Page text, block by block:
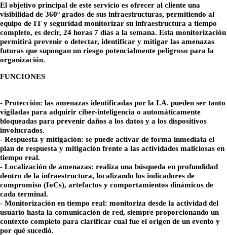
El objetivo principal de este servicio es ofrecer al cliente una
visibilidad de 360º grados de sus infraestructuras, permitiendo al
equipo de IT y seguridad monitorizar su infraestructura a tiempo
completo, es decir, 24 horas 7 días a la semana. Esta monitorización
permitirá prevenir o detectar, identificar y mitigar las amenazas
futuras que supongan un riesgo potencialmente peligroso para la
organización.
FUNCIONES
- Protección: las amenazas identificadas por la I.A. pueden ser tanto
vigiladas para adquirir ciber-inteligencia o automáticamente
bloqueadas para prevenir daños a los datos y a los dispositivos
involucrados.
- Respuesta y mitigación: se puede activar de forma inmediata el
plan de respuesta y mitigación frente a las actividades maliciosas en
tiempo real.
- Localización de amenazas: realiza una búsqueda en profundidad
dentro de la infraestructura, localizando los indicadores de
compromiso (IoCs), artefactos y comportamientos dinámicos de
cada terminal.
- Monitorización en tiempo real: monitoriza desde la actividad del
usuario hasta la comunicación de red, siempre proporcionando un
contexto completo para clarificar cual fue el origen de un evento y
por qué sucedió.